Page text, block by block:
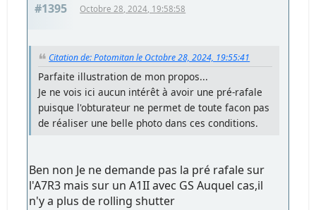
#1395 Octobre 28, 2024, 19:58:58
Citation de: Potomitan le Octobre 28, 2024, 19:55:41
Parfaite illustration de mon propos...
Je ne vois ici aucun intérêt à avoir une pré-rafale
puisque l'obturateur ne permet de toute facon pas
de réaliser une belle photo dans ces conditions.
Ben non Je ne demande pas la pré rafale sur
l'A7R3 mais sur un A1II avec GS Auquel cas,il
n'y a plus de rolling shutter